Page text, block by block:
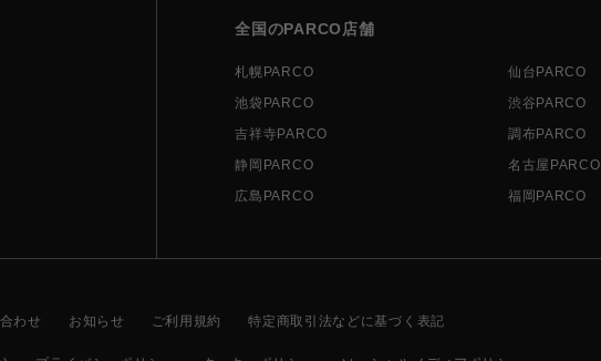
全国のPARCO店舗
札幌PARCO 仙台PARCO
池袋PARCO
渋谷PARCO
吉祥寺PARCO
調布PARCO
静岡PARCO
名古屋PARCO
広島PARCO
福岡PARCO
わせ お知らせ ご利用規約 特定商取引法などに基づく表記